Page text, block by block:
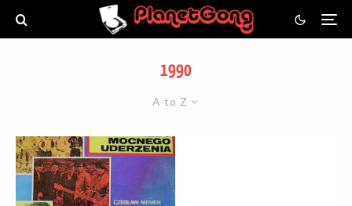
1990
A to Z